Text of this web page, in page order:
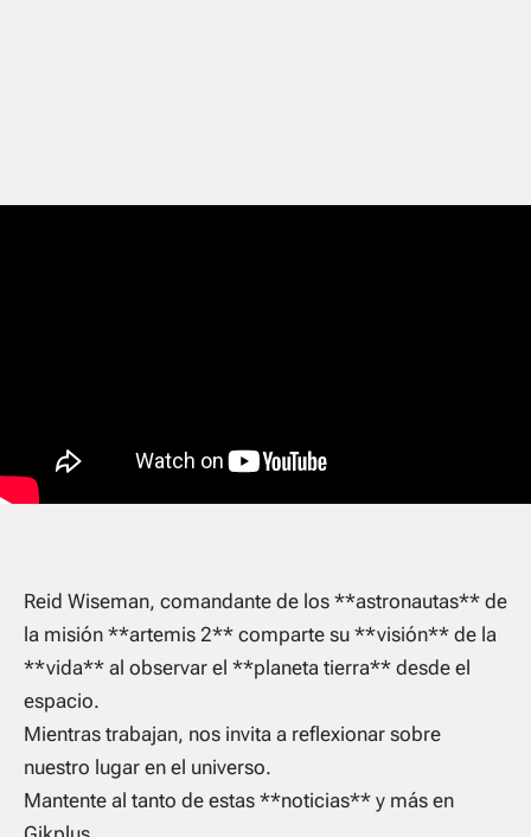
Reid Wiseman, comandante de los **astronautas** de
la misión **artemis 2** comparte su **visión** de la
**vida** al observar el **planeta tierra** desde el
espacio.
Mientras trabajan, nos invita a reflexionar sobre
nuestro lugar en el universo.
Mantente al tanto de estas **noticias** y más en